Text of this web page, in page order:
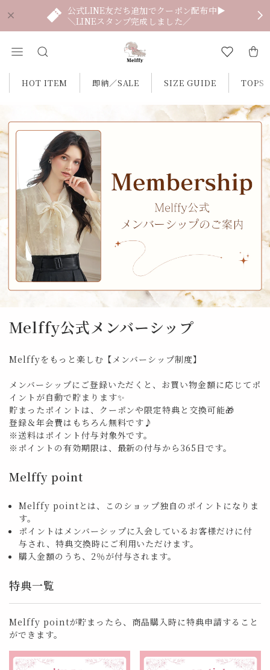
公式LINE友だち追加でクーポン配布中▶
＼LINEスタンプ完成しました／
HOT ITEM 即納／SALE SIZE GUIDE TOPS
Melffy公式メンバーシップ
Melffyをもっと楽しむ【メンバーシップ制度】
メンバーシップにご登録いただくと、お買い物金額に応じてポ
イントが自動で貯まります✨
貯まったポイントは、クーポンや限定特典と交換可能🎁
登録＆年会費はもちろん無料です♪
※送料はポイント付与対象外です。
※ポイントの有効期限は、最新の付与から365日です。
Melffy point
Melffy pointとは、このショップ独自のポイントになりま
す。
ポイントはメンバーシップに入会しているお客様だけに付
与され、特典交換時にご利用いただけます。
購入金額のうち、2％が付与されます。
特典一覧
Melffy pointが貯まったら、商品購入時に特典申請すること
ができます。